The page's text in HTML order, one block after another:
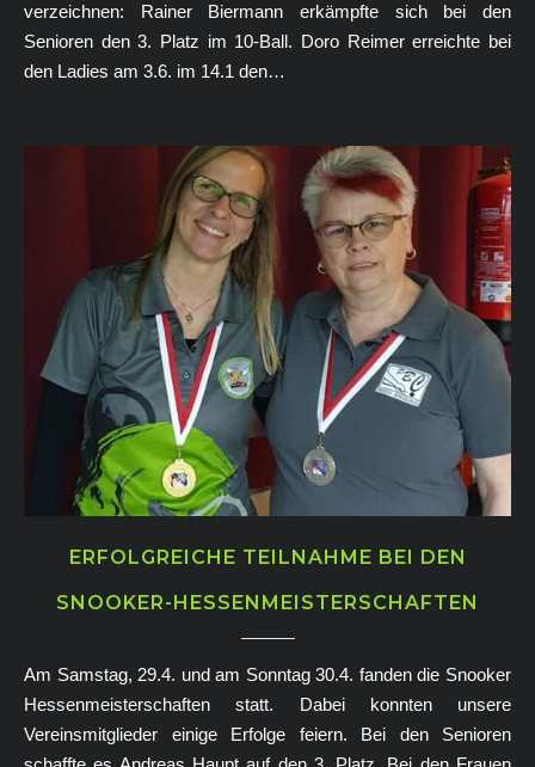
verzeichnen: Rainer Biermann erkämpfte sich bei den
Senioren den 3. Platz im 10-Ball. Doro Reimer erreichte bei
den Ladies am 3.6. im 14.1 den…
ERFOLGREICHE TEILNAHME BEI DEN
SNOOKER-HESSENMEISTERSCHAFTEN
Am Samstag, 29.4. und am Sonntag 30.4. fanden die Snooker
Hessenmeisterschaften statt. Dabei konnten unsere
Vereinsmitglieder einige Erfolge feiern. Bei den Senioren